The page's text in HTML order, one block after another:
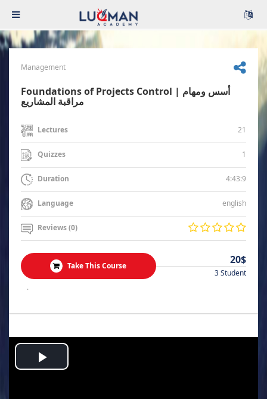
Management
Foundations of Projects Control | أسس ومهام
مراقبة المشاريع
Lectures 21
Quizzes 1
Duration 4:43:9
Language english
Reviews (0)
Take This Course 20$
3 Student
.
Play